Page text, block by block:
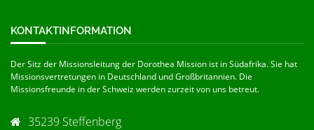
KONTAKTINFORMATION
Der Sitz der Missionsleitung der Dorothea Mission ist in Südafrika. Sie hat
Missionsvertretungen in Deutschland und Großbritannien. Die
Missionsfreunde in der Schweiz werden zurzeit von uns betreut.
35239 Steffenberg